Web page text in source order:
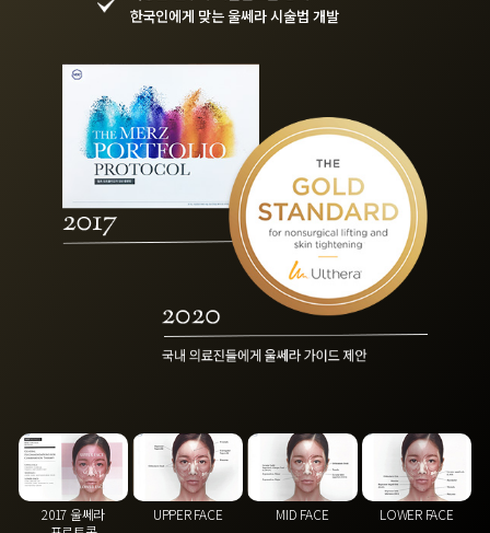
한국인에게 맞는 울쎄라 시술법 개발
2017 울쎄라
UPPER FACE MID FACE LOWER FACE